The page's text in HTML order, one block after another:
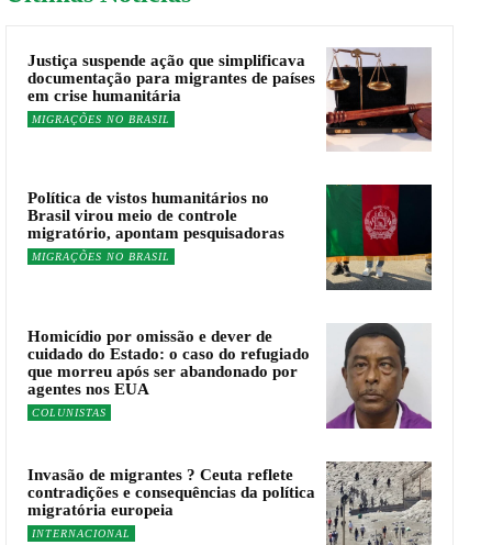
Justiça suspende ação que simplificava
documentação para migrantes de países
em crise humanitária
MIGRAÇÕES NO BRASIL
Política de vistos humanitários no
Brasil virou meio de controle
migratório, apontam pesquisadoras
MIGRAÇÕES NO BRASIL
Homicídio por omissão e dever de
cuidado do Estado: o caso do refugiado
que morreu após ser abandonado por
agentes nos EUA
COLUNISTAS
Invasão de migrantes ? Ceuta reflete
contradições e consequências da política
migratória europeia
INTERNACIONAL